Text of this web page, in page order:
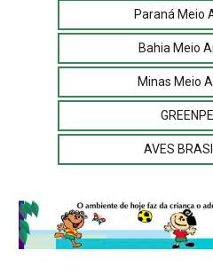
Paraná Meio
Bahia Meio
Minas Meio
AVES